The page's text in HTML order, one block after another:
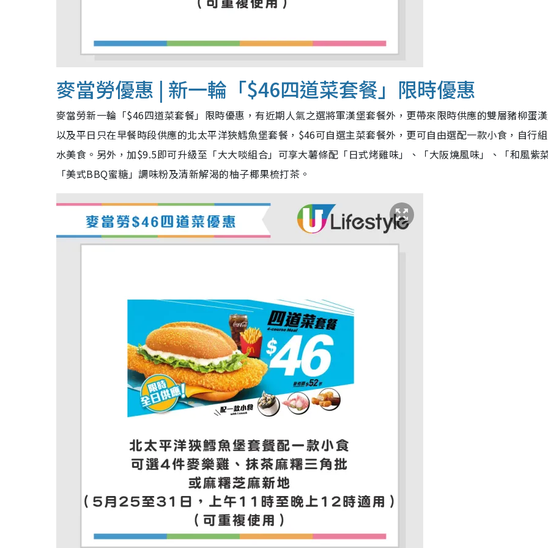
麥當勞優惠 | 新一輪「$46四道菜套餐」限時優惠
麥當勞新一輪「$46四道菜套餐」限時優惠，有近期人氣之選將軍漢堡套餐外，更帶來限時供應的雙層豬柳蛋漢
以及平日只在早餐時段供應的北太平洋狹鱈魚堡套餐，$46可自選主菜套餐外，更可自由選配一款小食，自行
水美食。另外，加$9.5即可升級至「大大啖組合」可享大薯條配「日式烤雞味」、「大阪燒風味」、「和風紫
「美式BBQ蜜糖」調味粉及清新解渴的柚子椰果梳打茶。